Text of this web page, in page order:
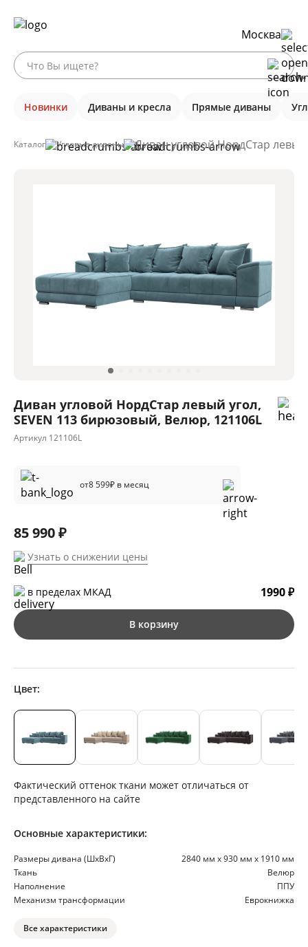
Москва
Новинки Диваны и кресла Прямые диваны
Каталог Угловые диваны Диван угловой НордСтар
Диван угловой НордСтар левый угол,
SEVEN 113 бирюзовый, Велюр, 121106L
Артикул 121106L
от8 599₽ в месяц
85 990 ₽
Узнать о снижении цены
в пределах МКАД 1990 ₽
В корзину
Цвет:
Фактический оттенок ткани может отличаться от
представленного на сайте
Основные характеристики:
Размеры дивана (ШхВхГ)
2840 мм х 930 мм х 1910 мм
Ткань
Велюр
Наполнение
ППУ
Механизм трансформации
Еврокнижка
Все характеристики